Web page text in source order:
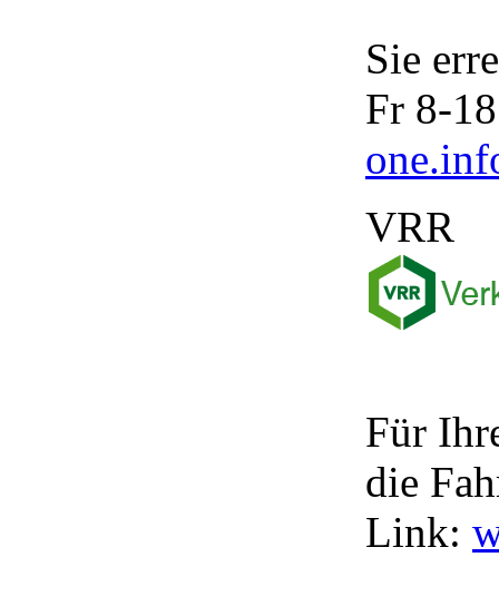
Sie
Fr 8-
VRR
Für
die
Link: